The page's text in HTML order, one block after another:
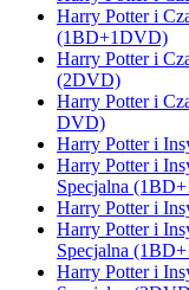
Harry Potter i
(1BD+1DVD)
Harry Potter i
(2DVD)
Harry Potter i
DVD)
Harry Potter i
Harry Potter i
Specjalna
Harry Potter i
Harry Potter i
Specjalna
Harry Potter i